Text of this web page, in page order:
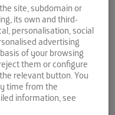
certificación de que una
de aceleración de
los emprendedores
es una oportunidad
financiación
Innovation Booster.
y sus necesidades, de
site, subdomain or
its own and third-
personalisation, social
advertising
of your browsing
them or configure
relevant button. You
time from the
information, see